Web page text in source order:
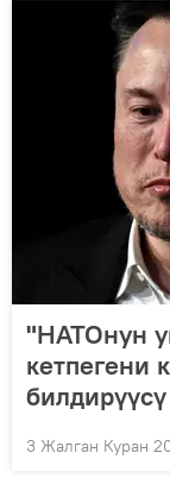
"НАТОнун
кетпегени
билдирүүсү
3 Жалган Куран